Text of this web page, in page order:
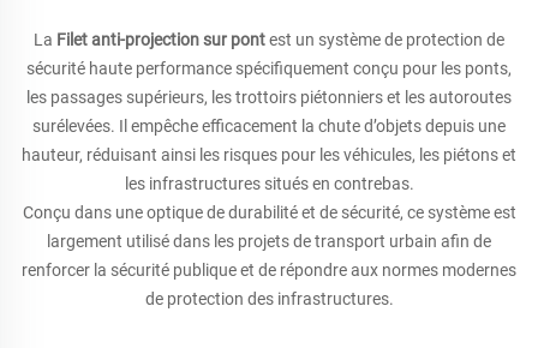
La Filet anti-projection sur pontest un système de protection de
sécurité haute performance spécifiquement conçu pour les ponts,
les passages supérieurs, les trottoirs piétonniers et les autoroutes
surélevées. Il empêche efficacement la chute d’objets depuis une
hauteur, réduisant ainsi les risques pour les véhicules, les piétons et
les infrastructures situés en contrebas.
Conçu dans une optique de durabilité et de sécurité, ce système est
largement utilisé dans les projets de transport urbain afin de
renforcer la sécurité publique et de répondre aux normes modernes
de protection des infrastructures.